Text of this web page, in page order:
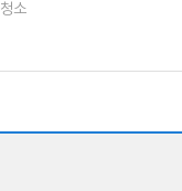
청소